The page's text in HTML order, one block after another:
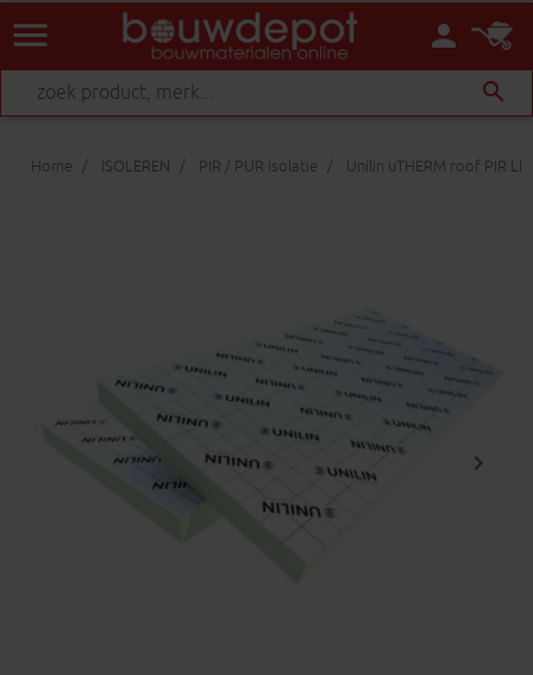
person
menu
search
Home ISOLEREN PIR / PUR isolatie Unilin uTHERM roof PIR
keyboard_arrow_right